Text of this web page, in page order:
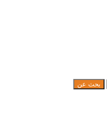
بحث عن